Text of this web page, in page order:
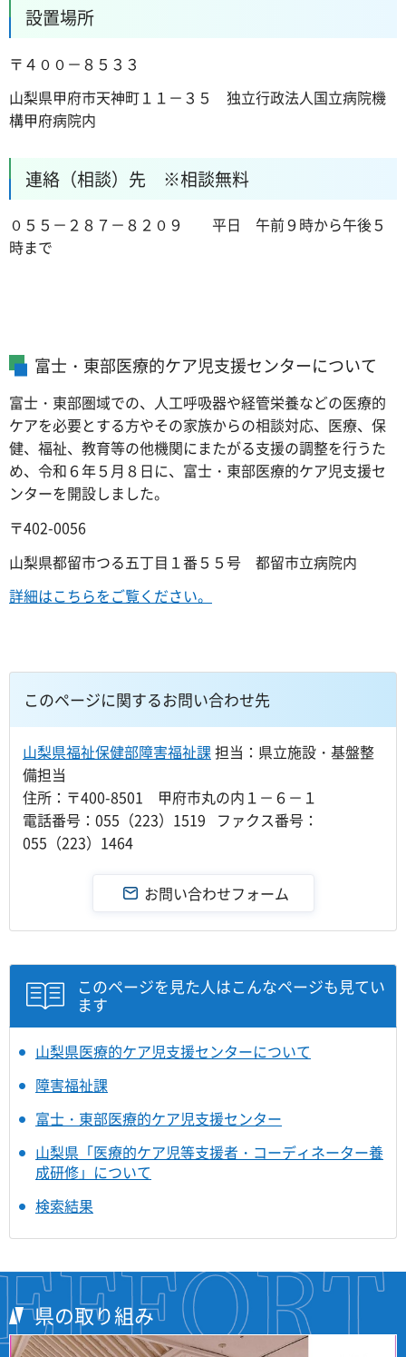
設置場所
〒４００－８５３３
山梨県甲府市天神町１１－３５ 独立行政法人国立病院機
構甲府病院内
連絡（相談）先 ※相談無料
０５５－２８７－８２０９ 平日 午前９時から午後５
時まで
富士・東部医療的ケア児支援センターについて
富士・東部圏域での、人工呼吸器や経管栄養などの医療的
ケアを必要とする方やその家族からの相談対応、医療、保
健、福祉、教育等の他機関にまたがる支援の調整を行うた
め、令和６年５月８日に、富士・東部医療的ケア児支援セ
ンターを開設しました。
〒402-0056
山梨県都留市つる五丁目１番５５号 都留市立病院内
詳細はこちらをご覧ください。
このページに関するお問い合わせ先
山梨県福祉保健部障害福祉課担当：県立施設・基盤整
備担当
住所：〒400-8501 甲府市丸の内１－６－１
電話番号：055（223）1519 ファクス番号：
055（223）1464
このページを見た人はこんなページも見てい
ます
山梨県医療的ケア児支援センターについて
障害福祉課
富士・東部医療的ケア児支援センター
山梨県「医療的ケア児等支援者・コーディネーター養
成研修」について
検索結果
県の取り組み